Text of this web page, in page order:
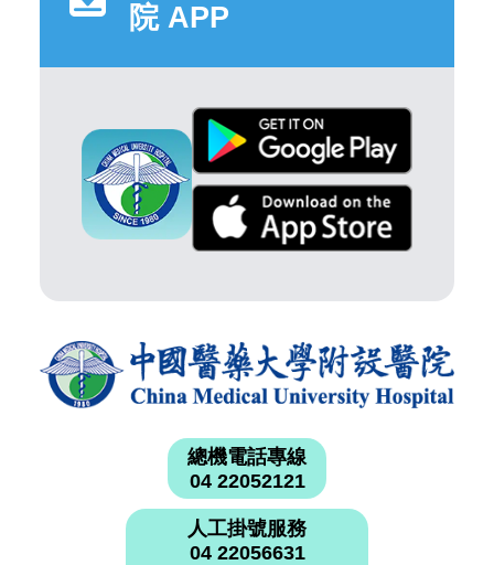
院 APP
總機電話專線
04 22052121
人工掛號服務
04 22056631